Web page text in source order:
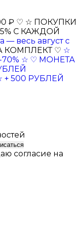
₽ ♡ ☆ ПОКУПКИ
С КАЖДОЙ
весь август с
КОМПЛЕКТ ♡ ☆
☆ ♡ МОНЕТА
+ 500 РУБЛЕЙ
согласие на